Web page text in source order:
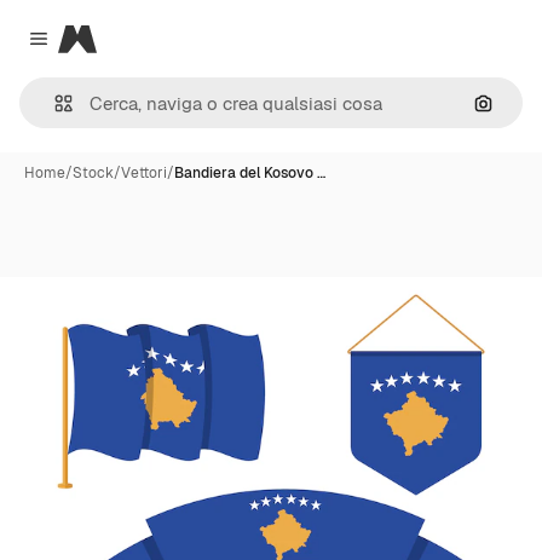
Close menu
Magnific
Cerca
Home/Stock/Vettori/Bandiera del Kosovo …